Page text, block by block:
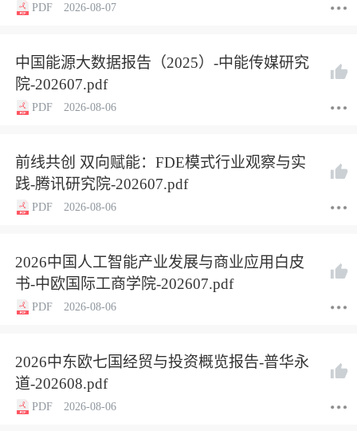
PDF 2026-08-07
中国能源大数据报告（2025）-中能传媒研究
院-202607.pdf
PDF 2026-08-06
前线共创 双向赋能：FDE模式行业观察与实
践-腾讯研究院-202607.pdf
PDF 2026-08-06
2026中国人工智能产业发展与商业应用白皮
书-中欧国际工商学院-202607.pdf
PDF 2026-08-06
2026中东欧七国经贸与投资概览报告-普华永
道-202608.pdf
PDF 2026-08-06